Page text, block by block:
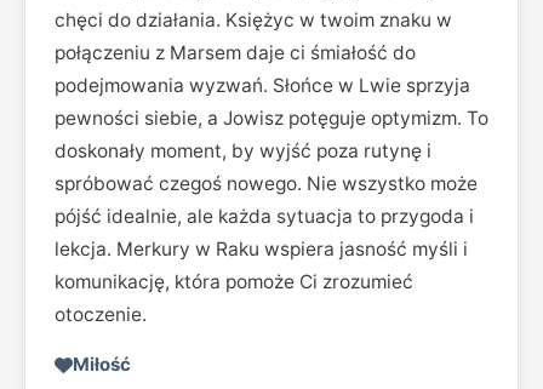
chęci do działania. Księżyc w twoim znaku w
połączeniu z Marsem daje ci śmiałość do
podejmowania wyzwań. Słońce w Lwie sprzyja
pewności siebie, a Jowisz potęguje optymizm. To
doskonały moment, by wyjść poza rutynę i
spróbować czegoś nowego. Nie wszystko może
pójść idealnie, ale każda sytuacja to przygoda i
lekcja. Merkury w Raku wspiera jasność myśli i
komunikację, która pomoże Ci zrozumieć
otoczenie.
Miłość